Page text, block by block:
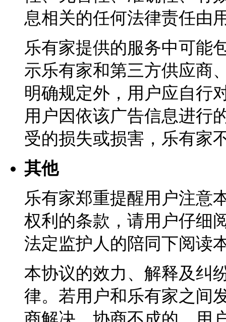
息相关的任何法律责任由
乐有家提供的服务中可能
示乐有家和第三方供应商
明确规定外，用户应自行
用户因依该广告信息进行
受的损失或损害，乐有家
其他
乐有家郑重提醒用户注意
权利的条款，请用户仔细
法定监护人的陪同下阅读
本协议的效力、解释及纠
律。若用户和乐有家之间